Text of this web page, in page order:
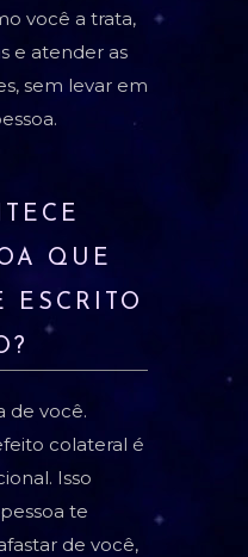
você a trata,
e atender as
sem levar em
QUE
ESCRITO
de você.
colateral é
Isso
te
de você,